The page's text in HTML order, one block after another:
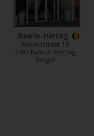
Baarle-Hertog
Molenstraat 18
2387 Baarle-Hertog
België